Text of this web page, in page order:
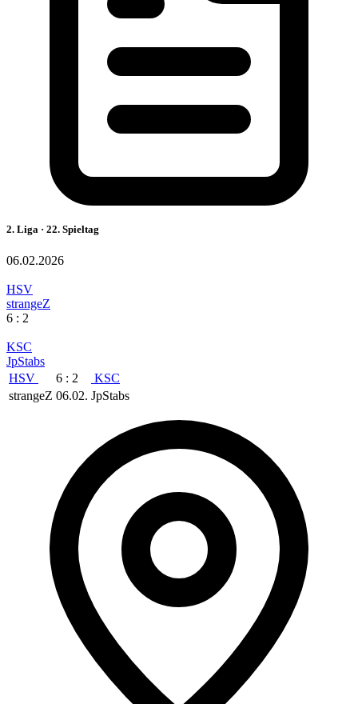
2. Liga · 22. Spieltag
06.02.2026
HSV
strangeZ
6 : 2
KSC
JpStabs
HSV
6 : 2
KSC
strangeZ 06.02. JpStabs